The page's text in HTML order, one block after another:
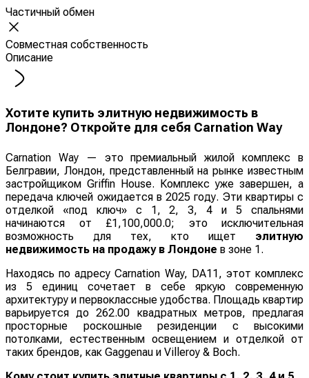
Частичный обмен
Совместная собственность
Описание
Хотите купить элитную недвижимость в
Лондоне? Откройте для себя Carnation Way
Carnation Way — это премиальный жилой комплекс в
Белгравии, Лондон, представленный на рынке известным
застройщиком Griffin House. Комплекс уже завершен, а
передача ключей ожидается в 2025 году. Эти квартиры с
отделкой «под ключ» с 1, 2, 3, 4 и 5 спальнями
начинаются от £1,100,000.0; это исключительная
возможность для тех, кто ищет элитную
недвижимость на продажу в Лондоне в зоне 1.
Находясь по адресу Carnation Way, DA11, этот комплекс
из 5 единиц сочетает в себе яркую современную
архитектуру и первоклассные удобства. Площадь квартир
варьируется до 262.00 квадратных метров, предлагая
просторные роскошные резиденции с высокими
потолками, естественным освещением и отделкой от
таких брендов, как Gaggenau и Villeroy & Boch.